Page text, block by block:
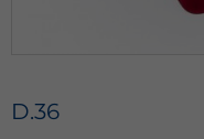
D.36